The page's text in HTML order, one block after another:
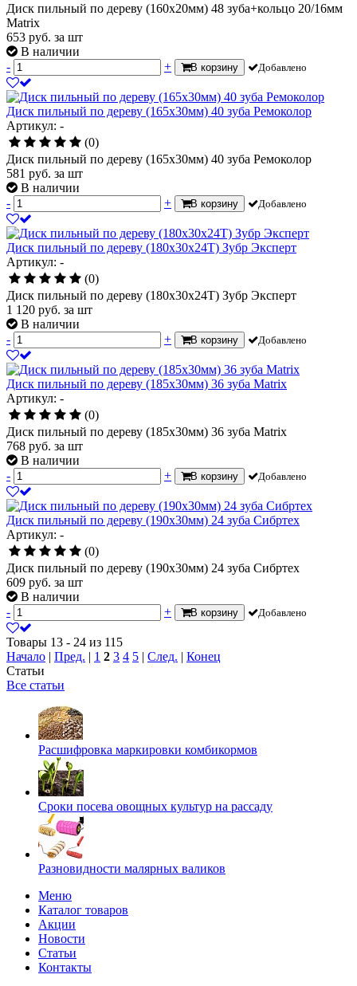
Диск пильный по дереву (160х20мм) 48 зуба+кольцо 20/16мм
Matrix
653 руб. за шт
В наличии
-
+ В корзину Добавлено
Диск пильный по дереву (165х30мм) 40 зуба Ремоколор
Артикул: -
(0)
Диск пильный по дереву (165х30мм) 40 зуба Ремоколор
581 руб. за шт
В наличии
-
+ В корзину Добавлено
Диск пильный по дереву (180х30х24Т) Зубр Эксперт
Артикул: -
(0)
Диск пильный по дереву (180х30х24Т) Зубр Эксперт
1 120 руб. за шт
В наличии
-
+ В корзину Добавлено
Диск пильный по дереву (185х30мм) 36 зуба Matrix
Артикул: -
(0)
Диск пильный по дереву (185х30мм) 36 зуба Matrix
768 руб. за шт
В наличии
-
+ В корзину Добавлено
Диск пильный по дереву (190х30мм) 24 зуба Сибртех
Артикул: -
(0)
Диск пильный по дереву (190х30мм) 24 зуба Сибртех
609 руб. за шт
В наличии
-
+ В корзину Добавлено
Товары 13 - 24 из 115
Начало | Пред. | 1 2 3 4 5 | След. | Конец
Статьи
Все статьи
Расшифровка маркировки комбикормов
Сроки посева овощных культур на рассаду
Разновидности малярных валиков
Меню
Каталог товаров
Акции
Новости
Статьи
Контакты